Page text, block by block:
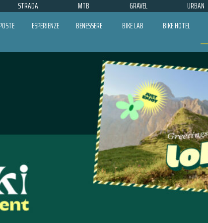
STRADA MTB GRAVEL URBAN
ESPERIENZE BENESSERE BIKE LAB BIKE HOTEL